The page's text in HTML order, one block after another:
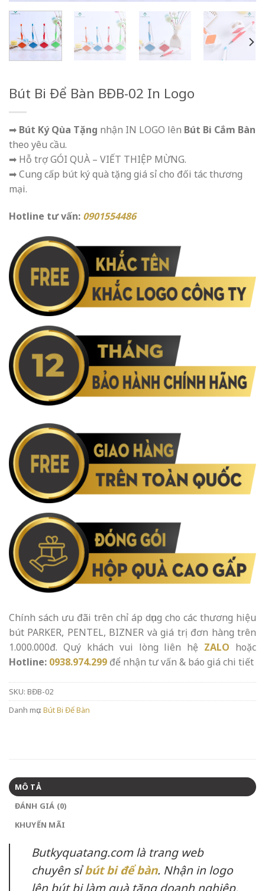
Bút Bi Để Bàn BĐB-02 In Logo
➡ Bút Ký Qùa Tặng nhận IN LOGO lên Bút Bi Cắm Bàn
theo yêu cầu.
➡ Hỗ trợ GÓI QUÀ – VIẾT THIỆP MỪNG.
➡ Cung cấp bút ký quà tặng giá sỉ cho đối tác thương
mại.
Hotline tư vấn: 0901554486
Chính sách ưu đãi trên chỉ áp dụng cho các thương hiệu
bút PARKER, PENTEL, BIZNER và giá trị đơn hàng trên
1.000.000đ. Quý khách vui lòng liên hệ ZALO hoặc
Hotline: 0938.974.299 để nhận tư vấn & báo giá chi tiết
SKU: BĐB-02
Danh mục: Bút Bi Để Bàn
MÔ TẢ
ĐÁNH GIÁ (0)
KHUYẾN MÃI
Butkyquatang.com là trang web
chuyên sỉbút bi để bàn. Nhận in logo
lên bút bi làm quà tặng doanh nghiệp.